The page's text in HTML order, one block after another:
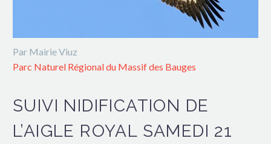
Par Mairie Viuz
Parc Naturel Régional du Massif des Bauges
SUIVI NIDIFICATION DE
L’AIGLE ROYAL SAMEDI 21